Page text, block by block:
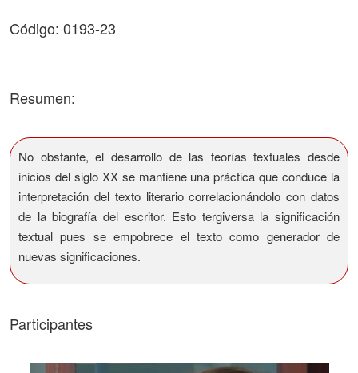
Código: 0193-23
Resumen:
No obstante, el desarrollo de las teorías textuales desde
inicios del siglo XX se mantiene una práctica que conduce la
interpretación del texto literario correlacionándolo con datos
de la biografía del escritor. Esto tergiversa la significación
textual pues se empobrece el texto como generador de
nuevas significaciones.
Participantes